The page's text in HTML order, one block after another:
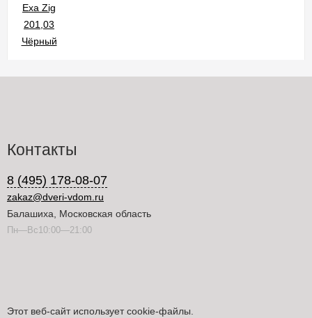
Контакты
8 (495) 178-08-07
zakaz@dveri-vdom.ru
Балашиха, Московская область
Пн—Вс10:00—21:00
Этот веб-сайт использует cookie-файлы.